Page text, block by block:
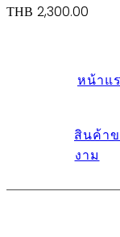
THB 2,300.00
หน้าแ
สินค้าข
งาม